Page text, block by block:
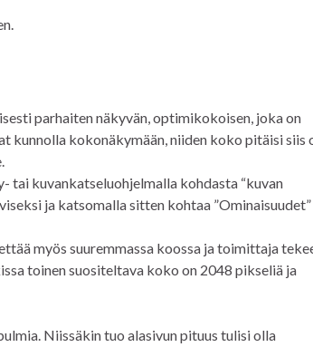
parhaiten näkyvän, optimikokoisen, joka on
kunnolla kokonäkymään, niiden koko pitäisi siis
tai kuvankatseluohjelmalla kohdasta “kuvan
ja katsomalla sitten kohtaa ”Ominaisuudet”
myös suuremmassa koossa ja toimittaja
toinen suositeltava koko on 2048 pikseliä ja
Niissäkin tuo alasivun pituus tulisi olla